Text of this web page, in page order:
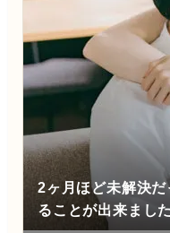
2ヶ月ほど未解決
ることが出来ました